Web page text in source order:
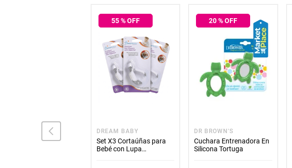
Nivel 4 Boca
55% OFF
DREAM BABY
Set X3 Cortaúñas para
Bebé con Lupa
20% OFF
DR BROWN'S
Cuchara Entrenadora En
Silicona Tortuga